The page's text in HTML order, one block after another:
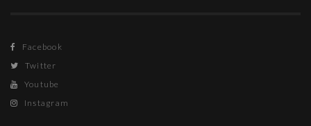
Facebook
Twitter
Youtube
Instagram